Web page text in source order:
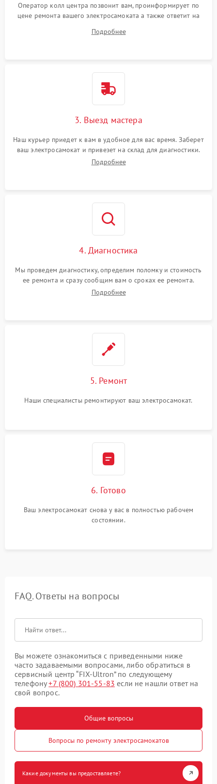
Оператор колл центра позвонит вам, проинформирует по
цене ремонта вашего электросамоката а также ответит на
Подробнее
3. Выезд мастера
Наш курьер приедет к вам в удобное для вас время. Заберет
ваш электросамокат и привезет на склад для диагностики.
Подробнее
4. Диагностика
Мы проведем диагностику, определим поломку и стоимость
ее ремонта и сразу сообщим вам о сроках ее ремонта.
Подробнее
5. Ремонт
Наши специалисты ремонтируют ваш электросамокат.
6. Готово
Ваш электросамокат снова у вас в полностью рабочем
состоянии.
FAQ. Ответы на вопросы
Вы можете ознакомиться с приведенными ниже
часто задаваемыми вопросами, либо обратиться в
сервисный центр “FIX-Ultron” по следующему
телефону+7 (800) 301-55-83 если не нашли ответ на
свой вопрос.
Общие вопросы
Вопросы по ремонту электросамокатов
Какие документы вы предоставляете?